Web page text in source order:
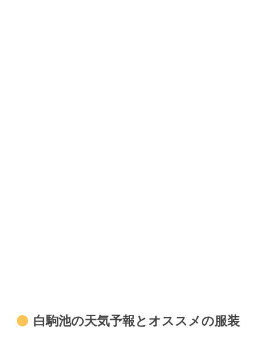
白駒池の天気予報とオススメの服装